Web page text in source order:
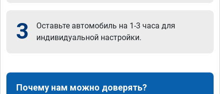
3
Оставьте автомобиль на 1-3 часа для
индивидуальной настройки.
Почему нам можно доверять?